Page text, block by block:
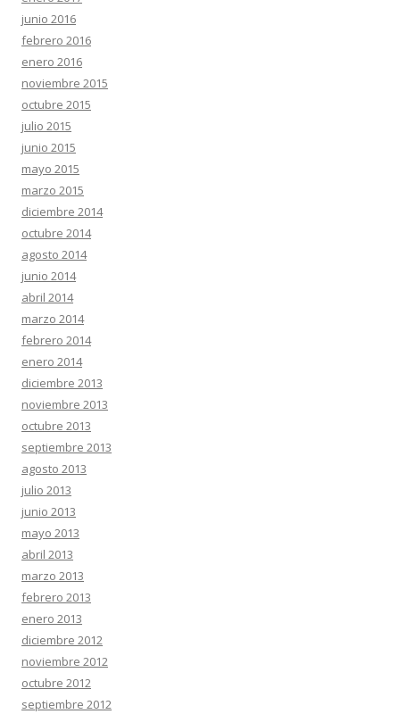
junio 2016
febrero 2016
enero 2016
noviembre 2015
octubre 2015
julio 2015
junio 2015
mayo 2015
marzo 2015
diciembre 2014
octubre 2014
agosto 2014
junio 2014
abril 2014
marzo 2014
febrero 2014
enero 2014
diciembre 2013
noviembre 2013
octubre 2013
septiembre 2013
agosto 2013
julio 2013
junio 2013
mayo 2013
abril 2013
marzo 2013
febrero 2013
enero 2013
diciembre 2012
noviembre 2012
octubre 2012
septiembre 2012